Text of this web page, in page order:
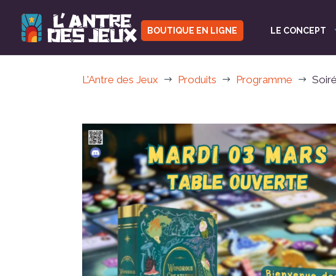
BOUTIQUE EN LIGNE LE CONCEPT
L'Antre des Jeux $ Produits $ Programme $